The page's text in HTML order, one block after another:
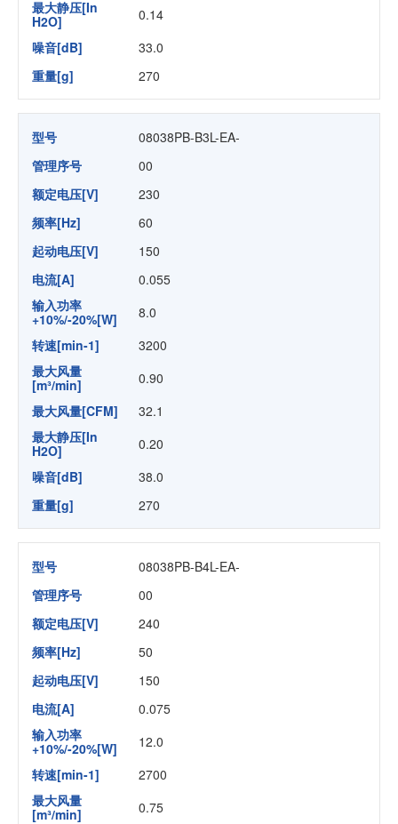
最大静压[In
H2O]
0.14
噪音[dB]
33.0
重量[g]
270
型号
08038PB-B3L-EA-
管理序号
00
额定电压[V]
230
频率[Hz]
60
起动电压[V]
150
电流[A]
0.055
输入功率
+10%/-20%[W]
8.0
转速[min-1]
3200
最大风量
[m³/min]
0.90
最大风量[CFM]
32.1
最大静压[In
H2O]
0.20
噪音[dB]
38.0
重量[g]
270
型号
08038PB-B4L-EA-
管理序号
00
额定电压[V]
240
频率[Hz]
50
起动电压[V]
150
电流[A]
0.075
输入功率
+10%/-20%[W]
12.0
转速[min-1]
2700
最大风量
[m³/min]
0.75